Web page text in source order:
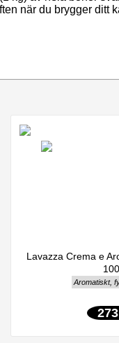
när du brygger ditt
Lavazza Crema e
Aromatiskt,